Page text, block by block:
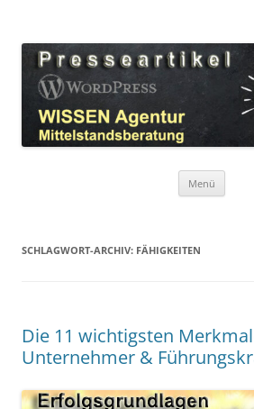
Menü
SCHLAGWORT-ARCHIV: FÄHIGKEITEN
Die 11 wichtigsten
Unternehmer &